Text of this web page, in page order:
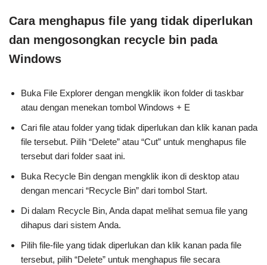
Cara menghapus file yang tidak diperlukan
dan mengosongkan recycle bin pada
Windows
Buka File Explorer dengan mengklik ikon folder di taskbar
atau dengan menekan tombol Windows + E
Cari file atau folder yang tidak diperlukan dan klik kanan pada
file tersebut. Pilih “Delete” atau “Cut” untuk menghapus file
tersebut dari folder saat ini.
Buka Recycle Bin dengan mengklik ikon di desktop atau
dengan mencari “Recycle Bin” dari tombol Start.
Di dalam Recycle Bin, Anda dapat melihat semua file yang
dihapus dari sistem Anda.
Pilih file-file yang tidak diperlukan dan klik kanan pada file
tersebut, pilih “Delete” untuk menghapus file secara